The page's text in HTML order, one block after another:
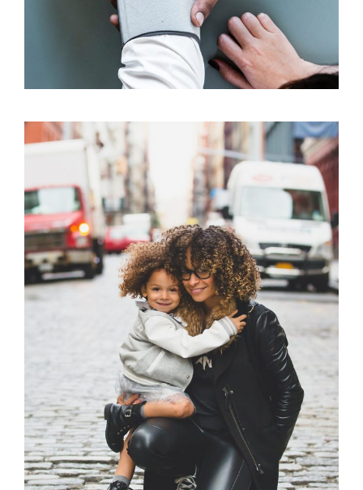
Family Law Advisory
Family Law